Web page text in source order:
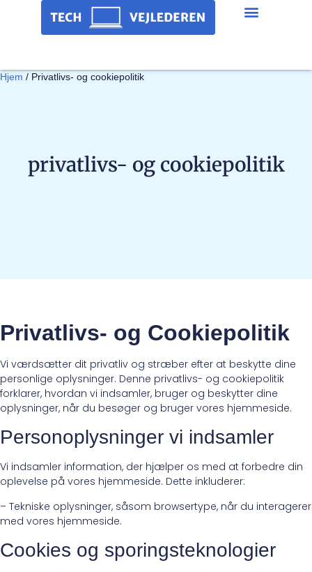
Hjem / Privatlivs- og cookiepolitik
privatlivs- og cookiepolitik
Privatlivs- og Cookiepolitik
Vi værdsætter dit privatliv og stræber efter at beskytte dine
personlige oplysninger. Denne privatlivs- og cookiepolitik
forklarer, hvordan vi indsamler, bruger og beskytter dine
oplysninger, når du besøger og bruger vores hjemmeside.
Personoplysninger vi indsamler
Vi indsamler information, der hjælper os med at forbedre din
oplevelse på vores hjemmeside. Dette inkluderer:
– Tekniske oplysninger, såsom browsertype, når du interagerer
med vores hjemmeside.
Cookies og sporingsteknologier